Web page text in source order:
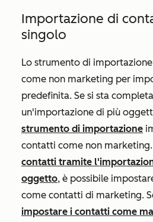
Importazione di
singolo
Lo strumento di
come non marketing per
predefinita. Se si sta
un'importazione di più
strumento di importazione
contatti come non
contatti tramite
oggetto, è possibile
come contatti di marketing.
impostare i contatti come